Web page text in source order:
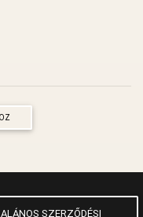
SZERZŐDÉSI